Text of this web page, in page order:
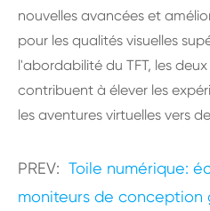
nouvelles avancées et
pour les qualités visuelles
l'abordabilité du TFT, les
contribuent à élever les
les aventures virtuelles vers
PREV: Toile numérique:
moniteurs de conception